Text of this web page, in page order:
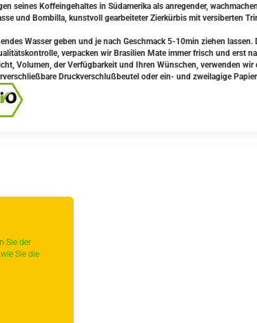
Sie der
Sie die
seines Koffeingehaltes in Südamerika als anregender,
und Bombilla, kunstvoll gearbeiteter Zierkürbis mit versiberten
Wasser geben und je nach Geschmack 5-10min ziehen lassen.
verpacken wir Brasilien Mate immer frisch und erst
Volumen, der Verfügbarkeit und Ihren Wünschen, verwenden
Druckverschlußbeutel oder ein- und zweilagige